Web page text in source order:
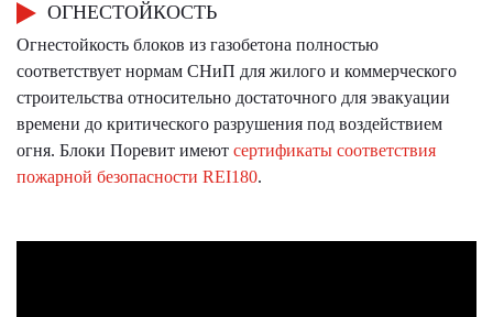
ОГНЕСТОЙКОСТЬ
Огнестойкость блоков из газобетона полностью
соответствует нормам СНиП для жилого и коммерческого
строительства относительно достаточного для эвакуации
времени до критического разрушения под воздействием
огня. Блоки Поревит имеют сертификаты соответствия
пожарной безопасности REI180.